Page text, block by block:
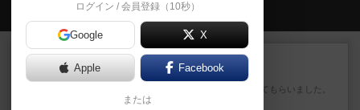
会員の新しい投稿
レビュー
オラニエンブルガー運河
友人の所持してるゲームをさせてもらいました。
ワーカーで獲得できる下級素...
ログイン / 会員登録（10秒）
Google X
Apple Facebook
または